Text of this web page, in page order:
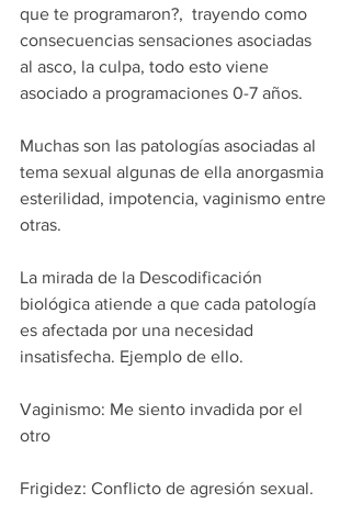
que te programaron?,  trayendo como
consecuencias sensaciones asociadas
al asco, la culpa, todo esto viene
asociado a programaciones 0-7 años.
Muchas son las patologías asociadas al
tema sexual algunas de ella anorgasmia
esterilidad, impotencia, vaginismo entre
otras.
La mirada de la Descodificación
biológica atiende a que cada patología
es afectada por una necesidad
insatisfecha. Ejemplo de ello.
Vaginismo: Me siento invadida por el
otro
Frigidez: Conflicto de agresión sexual.